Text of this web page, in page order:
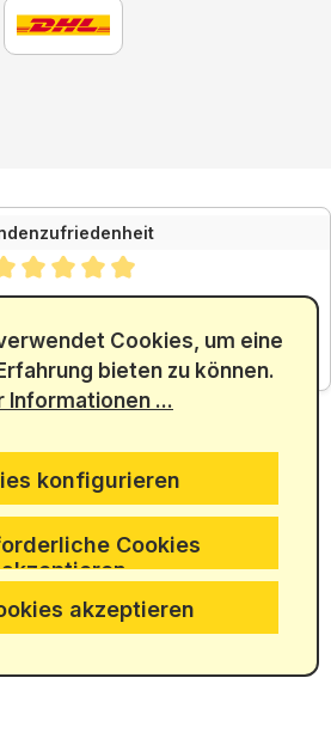
von 4.88 von 5 Sternen
SEHR GUT
4.88/ 5.00
5965 Bewertungen
Cookies, um eine
bieten zu können.
Informationen ...
akzeptieren
konfigurieren
Cookies
akzeptieren